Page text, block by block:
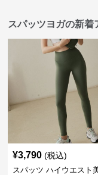
スパッツヨガの新着
¥3,790 (税込)
スパッツ ハイウエスト